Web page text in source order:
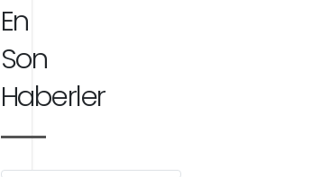
En
Son
Haberler